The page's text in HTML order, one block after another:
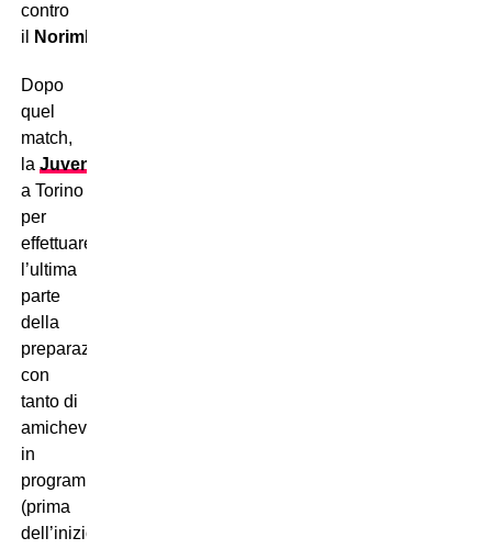
contro
il
Norimberga
Dopo
quel
match,
la Juventus
a Torino
per
effettuare
l’ultima
parte
della
preparazione,
con
tanto di
amichevoli
in
programma
(prima
dell’inizio